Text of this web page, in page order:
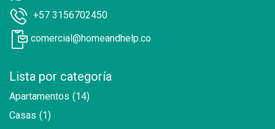
+57 3156702450
comercial@homeandhelp.co
Lista por categoría
Apartamentos (14)
Casas (1)